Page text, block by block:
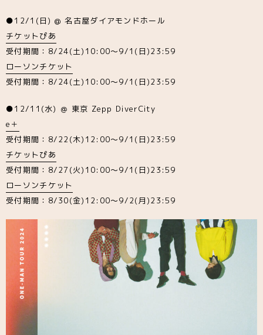
●12/1(日) @ 名古屋ダイアモンドホール
チケットぴあ
受付期間：8/24(土)10:00～9/1(日)23:59
ローソンチケット
受付期間：8/24(土)10:00～9/1(日)23:59
●12/11(水) ＠ 東京 Zepp DiverCity
e＋
受付期間：8/22(木)12:00～9/1(日)23:59
チケットぴあ
受付期間：8/27(火)10:00～9/1(日)23:59
ローソンチケット
受付期間：8/30(金)12:00〜9/2(月)23:59